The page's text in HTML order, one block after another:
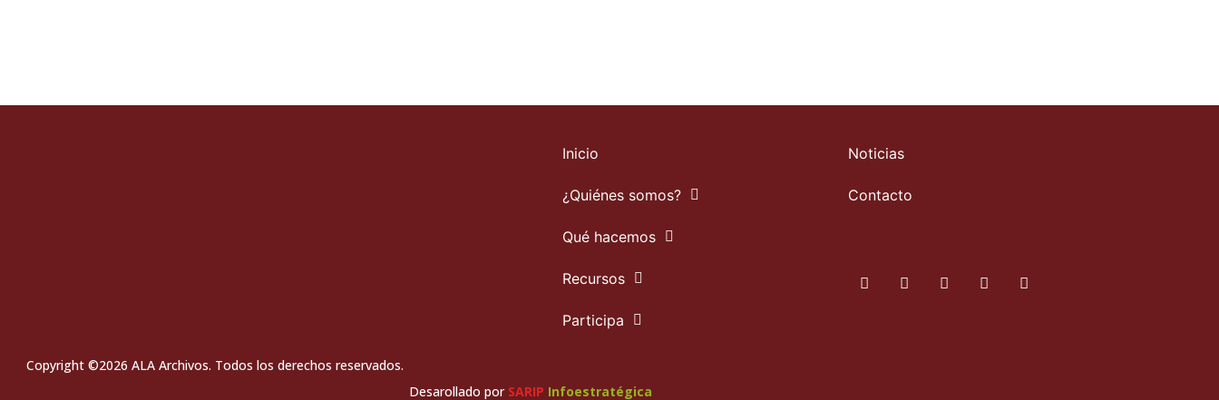
Inicio
¿Quiénes somos?
Qué hacemos
Recursos
Participa
Noticias
Contacto
Copyright ©2026 ALA Archivos. Todos los derechos reservados.
Desarollado por SARIP Infoestratégica